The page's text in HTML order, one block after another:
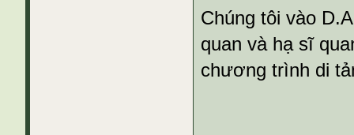
Chúng tôi vào
quan và hạ sĩ
chương trình di